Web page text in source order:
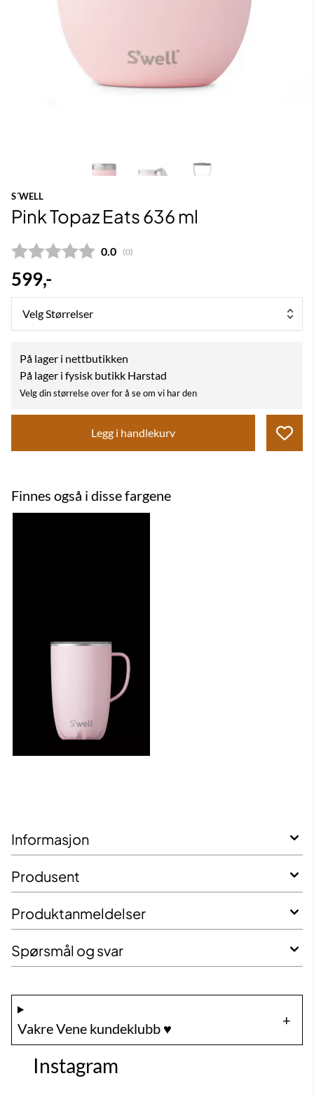
S´WELL
Pink Topaz Eats 636 ml
Gjennomsnittskarakter:
0.0 (stemmer:
0)
599,-
Velg Størrelser
På lager i nettbutikken
På lager i fysisk butikk Harstad
Velg din størrelse over for å se om vi har den
Legg i handlekurv
Finnes også i disse fargene
Informasjon
Produsent
Produktanmeldelser
Spørsmål og svar
Vakre Vene kundeklubb ♥️
Instagram